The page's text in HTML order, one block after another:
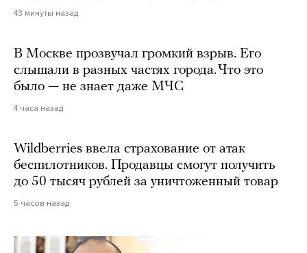
43 минуты назад
В Москве прозвучал громкий взрыв. Его
слышали в разных частях города. Что это
было — не знает даже МЧС
4 часа назад
Wildberries ввела страхование от атак
беспилотников. Продавцы смогут получить
до 50 тысяч рублей за уничтоженный товар
5 часов назад